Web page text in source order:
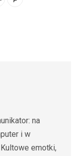
na
i w
emotki,